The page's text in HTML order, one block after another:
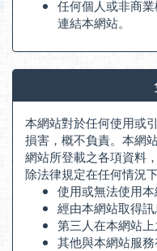
任何個人或非商
連結本網站。
本網站對於任何使用或
損害，概不負責。本網
網站所登載之各項資料
除法律規定在任何情況
使用或無法使用本
經由本網站取得訊
第三人在本網站上
其他與本網站服務